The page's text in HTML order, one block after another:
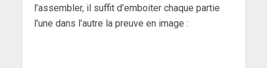
l’assembler, il suffit d’emboiter chaque partie
l’une dans l’autre la preuve en image :